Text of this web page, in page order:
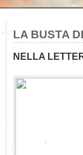
LA BUSTA
NELLA